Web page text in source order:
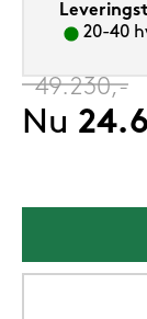
20-40
‎49.230,-
Nu